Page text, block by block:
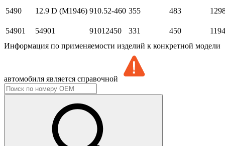
5490
12.9 D (M1946) 910.52-460 355 483
54901 54901 91012450 331 450
Информация по применяемости изделий к конкретной модели
автомобиля является справочной